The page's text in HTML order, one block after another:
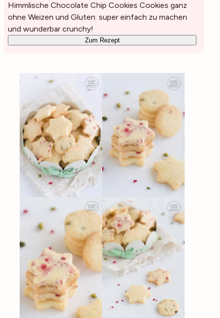
Himmlische Chocolate Chip Cookies Cookies ganz
ohne Weizen und Gluten: super einfach zu machen
und wunderbar crunchy!
Zum Rezept